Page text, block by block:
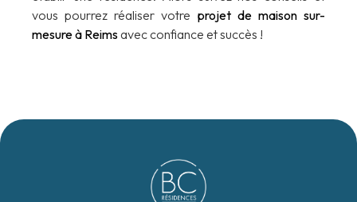
vous pourrez réaliser votre projet de maison sur-
mesure à Reimsavec confiance et succès !